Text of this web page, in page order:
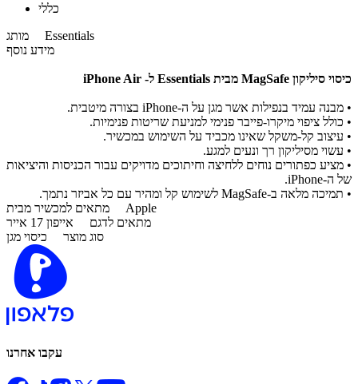
כללי
מותג Essentials
מידע נוסף
כיסוי סיליקון MagSafe מבית Essentials ל- iPhone Air
• מבנה עמיד בנפילות אשר מגן על ה-iPhone בצורה מיטבית.
• כולל ציפוי מיקרו-פייבר פנימי למניעת שריטות פנימיות.
• עיצוב קל-משקל שאינו מכביד על השימוש במכשיר.
• עשוי מסיליקון רך ונעים למגע.
• מציע כפתורים נוחים ללחיצה וחיתוכים מדויקים עבור הכניסות והיציאות
של ה-iPhone.
• תמיכה מלאה ב-MagSafe לשימוש קל ומהיר עם כל אביזר נתמך.
מתאים למכשיר מבית Apple
מתאים לדגם אייפון 17 אייר
סוג מוצר כיסוי מגן
עקבו אחרנו